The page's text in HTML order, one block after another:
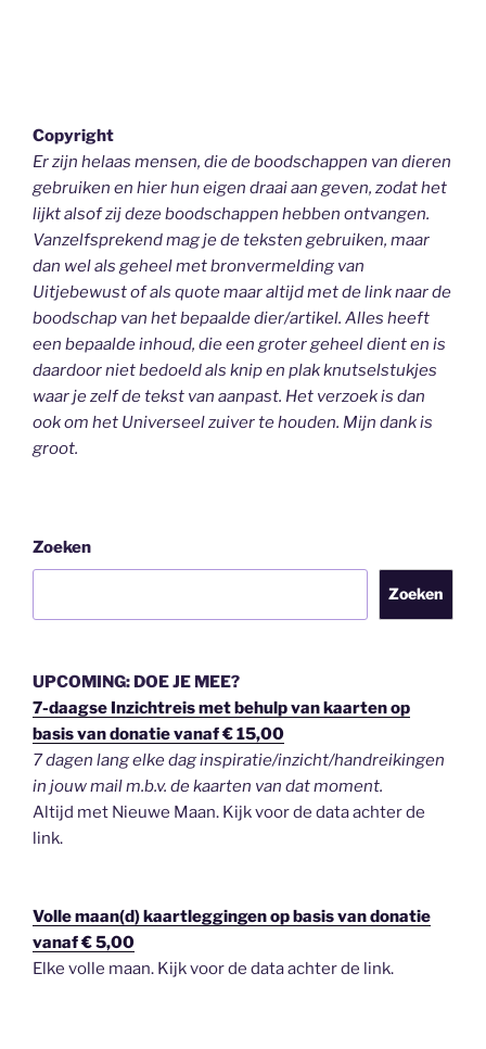
Copyright
Er zijn helaas mensen, die de boodschappen van dieren
gebruiken en hier hun eigen draai aan geven, zodat het
lijkt alsof zij deze boodschappen hebben ontvangen.
Vanzelfsprekend mag je de teksten gebruiken, maar
dan wel als geheelmet bronvermelding van
Uitjebewustof als quote maar altijd met de link naar de
boodschap van het bepaalde dier/artikel. Alles heeft
een bepaalde inhoud, die een groter geheel dient en is
daardoor niet bedoeld als knip en plak knutselstukjes
waar je zelf de tekst van aanpast. Het verzoek is dan
ook om het Universeel zuiver te houden. Mijn dank is
groot.
Zoeken
Zoeken
UPCOMING: DOE JE MEE?
7-daagse Inzichtreis met behulp van kaarten op
basis van donatie vanaf € 15,00
7 dagen lang elke dag inspiratie/inzicht/handreikingen
in jouw mail m.b.v. de kaarten van dat moment.
Altijd met Nieuwe Maan. Kijk voor de data achter de
link.
Volle maan(d) kaartleggingen op basis van donatie
vanaf € 5,00
Elke volle maan. Kijk voor de data achter de link.